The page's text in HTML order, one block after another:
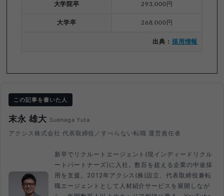
大学院卒 293,000円
大学卒 268,000円
出典： 採用情報
この記事を書いた人
末永 雄大 Suenaga Yuta
アクシス株式会社 代表取締役／すべらない転職 運営責任者
新卒でリクルートエージェント(現インディードリクル
ートパートナーズ)に入社。数百を超える企業の中途採
用を支援。2012年アクシス(株)設立、代表取締役兼転
職エージェントとして人材紹介サービスを展開しなが